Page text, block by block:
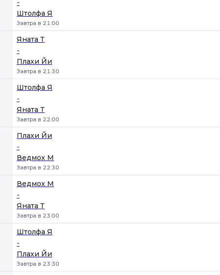
-
Штолфа Я
Завтра в 21:00
Яната Т
-
Плахи Йи
Завтра в 21:30
Штолфа Я
-
Яната Т
Завтра в 22:00
Плахи Йи
-
Ведмох М
Завтра в 22:30
Ведмох М
-
Яната Т
Завтра в 23:00
Штолфа Я
-
Плахи Йи
Завтра в 23:30